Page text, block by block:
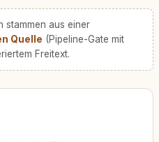
stammen aus einer
Quelle (Pipeline-Gate mit
Freitext.